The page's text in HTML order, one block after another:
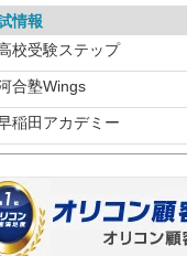
情報
校受験ステップ
合塾Wings
稲田アカデミー